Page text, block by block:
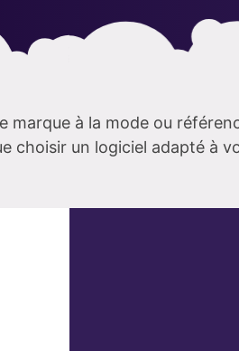
marque à la mode ou
choisir un logiciel adapté à